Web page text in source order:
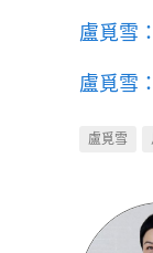
盧覓雪
盧覓雪
盧覓雪